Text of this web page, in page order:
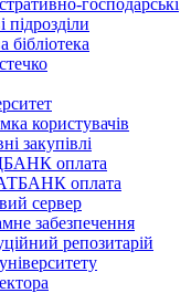
підрозділи
бібліотека
користувачів
закупівлі
оплата
оплата
сервер
забезпечення
репозитарій